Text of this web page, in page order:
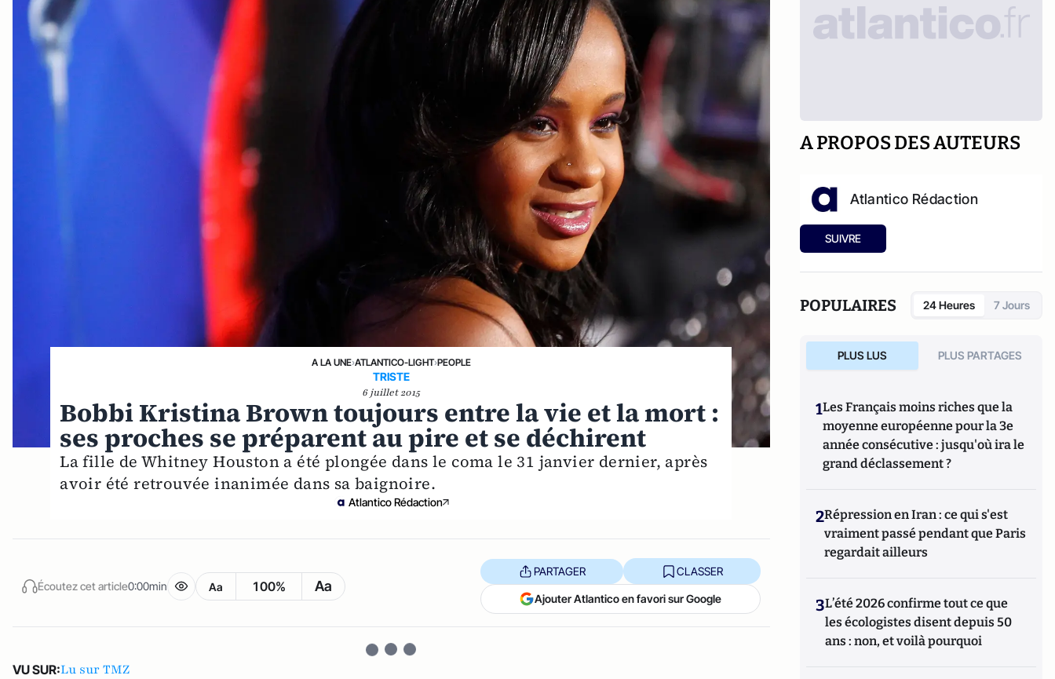
A LA UNE›ATLANTICO-LIGHT›PEOPLE
TRISTE
6 juillet 2015
Bobbi Kristina Brown toujours entre la vie et la mort :
ses proches se préparent au pire et se déchirent
La fille de Whitney Houston a été plongée dans le coma le 31 janvier dernier, après
avoir été retrouvée inanimée dans sa baignoire.
Atlantico Rédaction
Écoutez cet article0:00min Aa 100% Aa
PARTAGER CLASSER
Ajouter Atlantico en favori sur Google
VU SUR:Lu sur TMZ
A PROPOS DES AUTEURS
Atlantico Rédaction
SUIVRE
POPULAIRES 24 Heures 7 Jours
PLUS LUS PLUS PARTAGES
1Les Français moins riches que la
moyenne européenne pour la 3e
année consécutive : jusqu'où ira le
grand déclassement ?
2Répression en Iran : ce qui s'est
vraiment passé pendant que Paris
regardait ailleurs
3L’été 2026 confirme tout ce que
les écologistes disent depuis 50
ans : non, et voilà pourquoi